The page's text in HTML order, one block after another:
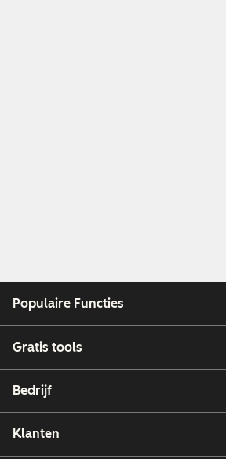
Populaire Functies
Gratis tools
Bedrijf
Klanten